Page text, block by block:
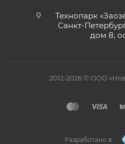
Технопарк
Санкт-
дом 8,
2012-2026 © ООО
Разработано в